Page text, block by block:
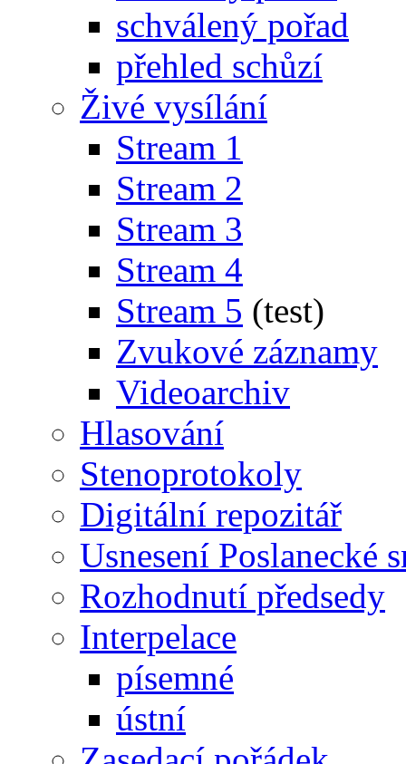
schválený pořad
přehled schůzí
Živé vysílání
Stream 1
Stream 2
Stream 3
Stream 4
Stream 5 (test)
Zvukové záznamy
Videoarchiv
Hlasování
Stenoprotokoly
Digitální repozitář
Usnesení Poslanecké
Rozhodnutí předsedy
Interpelace
písemné
ústní